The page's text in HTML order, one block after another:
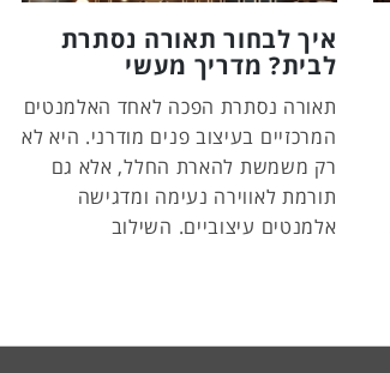
איך לבחור תאורה נסתרת
לבית? מדריך מעשי
תאורה נסתרת הפכה לאחד האלמנטים
המרכזיים בעיצוב פנים מודרני. היא לא
רק משמשת להארת החלל, אלא גם
תורמת לאווירה נעימה ומדגישה
אלמנטים עיצוביים. השילוב